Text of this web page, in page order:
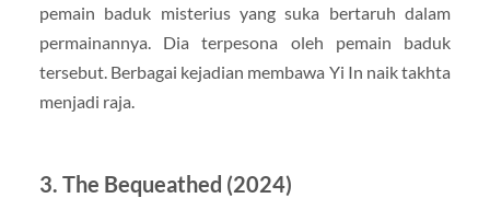
pemain baduk misterius yang suka bertaruh dalam
permainannya. Dia terpesona oleh pemain baduk
tersebut. Berbagai kejadian membawa Yi In naik takhta
menjadi raja.
3. The Bequeathed (2024)